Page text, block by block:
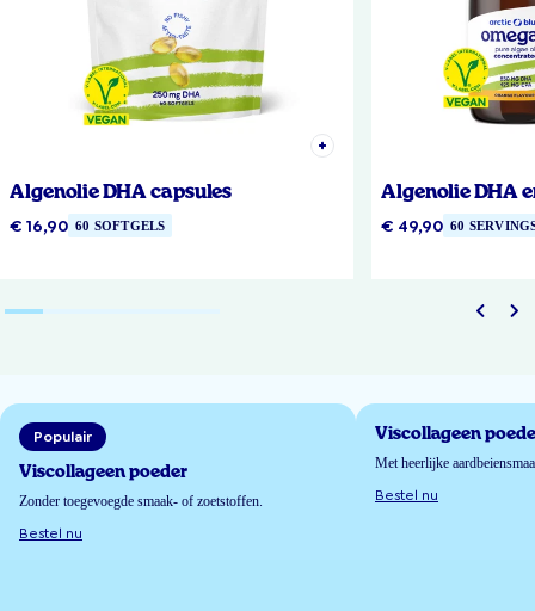
Algenolie DHA capsules
€ 16,90 60 SOFTGELS
Algenolie DHA
€ 49,90 60
Populair
Viscollageen poeder
Zonder toegevoegde smaak- of zoetstoffen.
Bestel nu
Viscollageen
Met heerlijke
Bestel nu